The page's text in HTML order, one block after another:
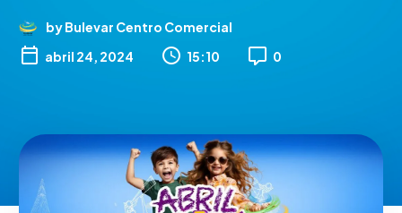
by Bulevar Centro Comercial
abril 24, 2024
 15:10 0